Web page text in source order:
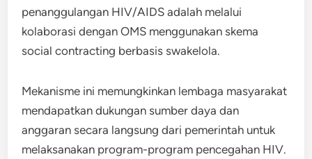
penanggulangan HIV/AIDS adalah melalui
kolaborasi dengan OMS menggunakan skema
social contracting berbasis swakelola.
Mekanisme ini memungkinkan lembaga masyarakat
mendapatkan dukungan sumber daya dan
anggaran secara langsung dari pemerintah untuk
melaksanakan program-program pencegahan HIV.